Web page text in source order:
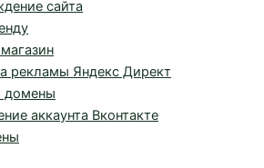
сайта
рекламы Яндекс Директ
домены
аккаунта Вконтакте